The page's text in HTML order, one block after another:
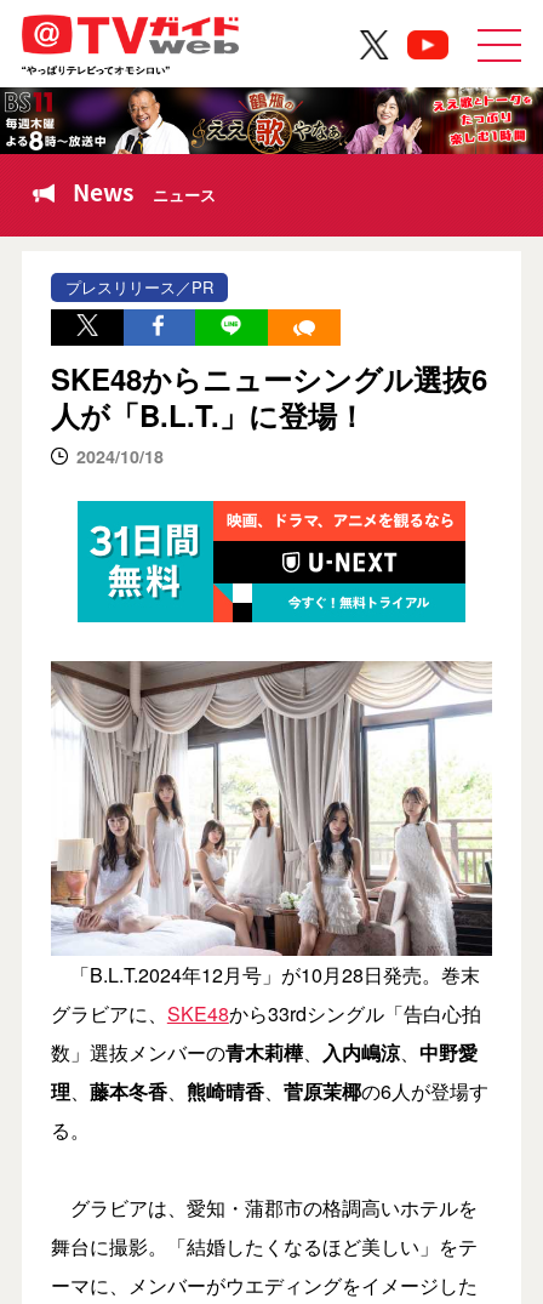
News ニュース
プレスリリース／PR
SKE48からニューシングル選抜6
人が「B.L.T.」に登場！
2024/10/18
「B.L.T.2024年12月号」が10月28日発売。巻末
グラビアに、 SKE48から33rdシングル「告白心拍
数」選抜メンバーの青木莉樺、 入内嶋涼、 中野愛
理、 藤本冬香、 熊崎晴香、 菅原茉椰の6人が登場す
る。
グラビアは、愛知・蒲郡市の格調高いホテルを
舞台に撮影。「結婚したくなるほど美しい」をテ
ーマに、メンバーがウエディングをイメージした